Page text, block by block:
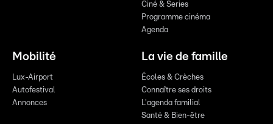
Ciné & Series
Programme cinéma
Agenda
Mobilité
Lux-Airport
Autofestival
Annonces
La vie de famille
Écoles & Crèches
Connaître ses droits
L'agenda familial
Santé & Bien-être